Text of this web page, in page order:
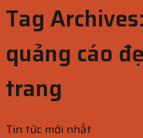
Tag Archives:
quảng cáo
trang
Tin tức mới nhất